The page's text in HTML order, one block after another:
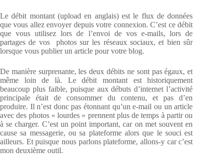
Le débit montant (upload en anglais) est le flux de données
que vous allez envoyer depuis votre connexion. C’est ce débit
que vous utilisez lors de l’envoi de vos e-mails, lors de
partages de vos photos sur les réseaux sociaux, et bien sûr
lorsque vous publier un article pour votre blog.
De manière surprenante, les deux débits ne sont pas égaux, et
même loin de là. Le débit montant est historiquement
beaucoup plus faible, puisque aux débuts d’internet l’activité
principale était de consommer du contenu, et pas d’en
produire. Il n’est donc pas étonnant qu’un e-mail ou un article
avec des photos « lourdes » prennent plus de temps à partir ou
à se charger. C’est un point important, car on met souvent en
cause sa messagerie, ou sa plateforme alors que le souci est
ailleurs. Et puisque nous parlons plateforme, allons-y car c’est
mon deuxième outil.